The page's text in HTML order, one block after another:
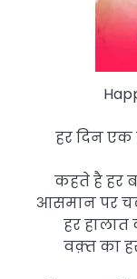
हर दिन
कहते है हर
आसमान पर
हर
वक़्त का